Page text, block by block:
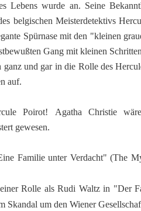
Lebens wurde an. Seine
belgischen Meisterdetektivs
Spürnase mit den "kleinen
Gang mit kleinen
ganz und gar in die Rolle des
auf.
Poirot! Agatha Christie
gewesen.
Familie unter Verdacht" (The
Rolle als Rudi Waltz in "Der
Skandal um den Wiener